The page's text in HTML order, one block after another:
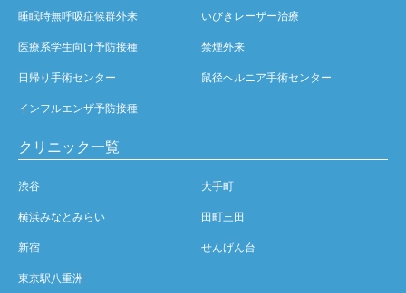
睡眠時無呼吸症候群外来 いびきレーザー治療
医療系学生向け予防接種 禁煙外来
日帰り手術センター 鼠径ヘルニア手術センター
インフルエンザ予防接種
クリニック一覧
渋谷 大手町
横浜みなとみらい 田町三田
新宿 せんげん台
東京駅八重洲